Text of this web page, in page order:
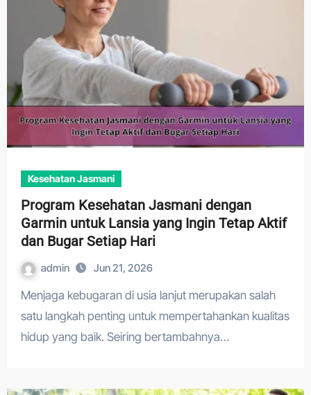
Kesehatan Jasmani
Program Kesehatan Jasmani dengan
Garmin untuk Lansia yang Ingin Tetap Aktif
dan Bugar Setiap Hari
admin Jun 21, 2026
Menjaga kebugaran di usia lanjut merupakan salah
satu langkah penting untuk mempertahankan kualitas
hidup yang baik. Seiring bertambahnya…